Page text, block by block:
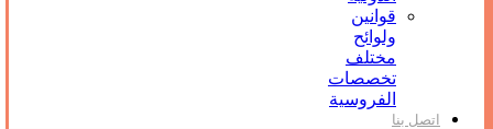
قوانين
ولوائح
مختلف
تخصصات
الفروسية
اتصل بنا